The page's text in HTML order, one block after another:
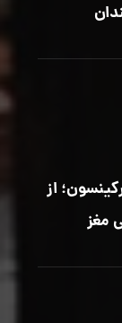
از
مغز